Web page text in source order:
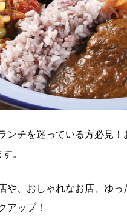
ンチを迷っている方必見！
。
や、おしゃれなお店、ゆっ
アップ！